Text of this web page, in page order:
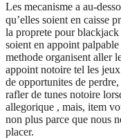
Les mecanisme a au-
qu’elles soient en caisse
la proprete pour
soient en appoint
methode organisent aller
appoint notoire tel les
de opportunites de
rafler de tunes notoire
allegorique , mais, item
non plus parce que nous
placer.